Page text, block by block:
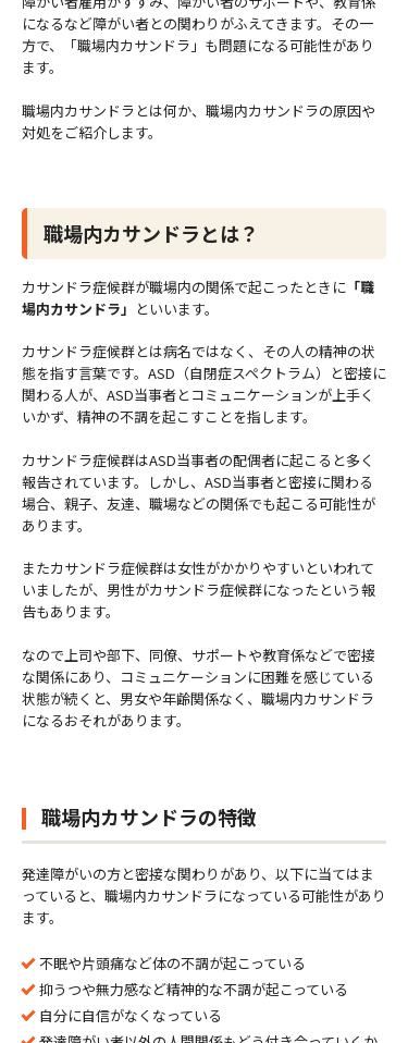
になるなど障がい者との関わりがふえてきます。その一
方で、「職場内カサンドラ」も問題になる可能性があり
ます。
職場内カサンドラとは何か、職場内カサンドラの原因や
対処をご紹介します。
職場内カサンドラとは？
カサンドラ症候群が職場内の関係で起こったときに 「職
場内カサンドラ」 といいます。
カサンドラ症候群とは病名ではなく、その人の精神の状
態を指す言葉です。ASD（自閉症スペクトラム）と密接に
関わる人が、ASD当事者とコミュニケーションが上手く
いかず、精神の不調を起こすことを指します。
カサンドラ症候群はASD当事者の配偶者に起こると多く
報告されています。しかし、ASD当事者と密接に関わる
場合、親子、友達、職場などの関係でも起こる可能性が
あります。
またカサンドラ症候群は女性がかかりやすいといわれて
いましたが、男性がカサンドラ症候群になったという報
告もあります。
なので上司や部下、同僚、サポートや教育係などで密接
な関係にあり、コミュニケーションに困難を感じている
状態が続くと、男女や年齢関係なく、職場内カサンドラ
になるおそれがあります。
職場内カサンドラの特徴
発達障がいの方と密接な関わりがあり、以下に当てはま
っていると、職場内カサンドラになっている可能性があり
ます。
不眠や片頭痛など体の不調が起こっている
抑うつや無力感など精神的な不調が起こっている
自分に自信がなくなっている